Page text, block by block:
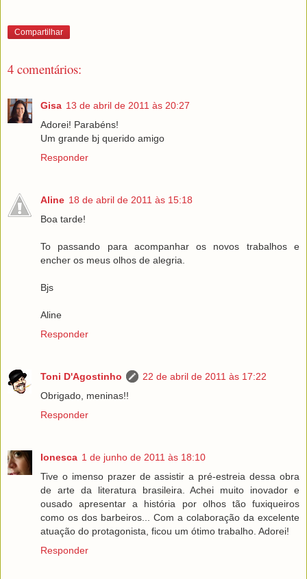
Compartilhar
4 comentários:
Gisa 13 de abril de 2011 às 20:27
Adorei! Parabéns!
Um grande bj querido amigo
Responder
Aline 18 de abril de 2011 às 15:18
Boa tarde!
To passando para acompanhar os novos trabalhos e
encher os meus olhos de alegria.
Bjs
Aline
Responder
Toni D'Agostinho
22 de abril de 2011 às 17:22
Obrigado, meninas!!
Responder
Ionesca 1 de junho de 2011 às 18:10
Tive o imenso prazer de assistir a pré-estreia dessa obra
de arte da literatura brasileira. Achei muito inovador e
ousado apresentar a história por olhos tão fuxiqueiros
como os dos barbeiros... Com a colaboração da excelente
atuação do protagonista, ficou um ótimo trabalho. Adorei!
Responder